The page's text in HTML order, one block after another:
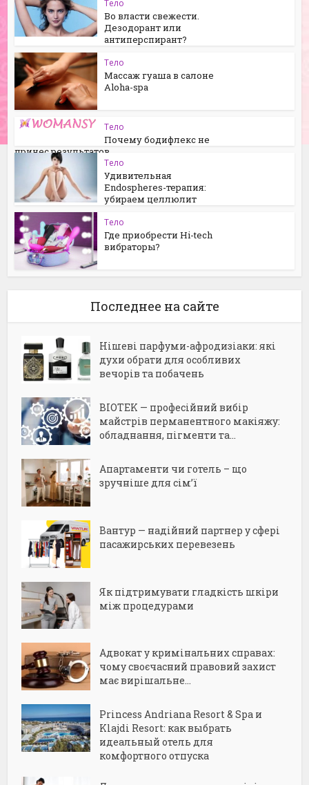
Тело
Во власти свежести.
Дезодорант или
антиперспирант?
Тело
Массаж гуаша в салоне
Aloha-spa
Тело
Почему бодифлекс не
принес результатов
Тело
Удивительная
Endospheres-терапия:
убираем целлюлит
Тело
Где приобрести Hi-tech
вибраторы?
Последнее на сайте
Нішеві парфуми-афродизіаки: які
духи обрати для особливих
вечорів та побачень
BIOTEK — професійний вибір
майстрів перманентного макіяжу:
обладнання, пігменти та...
Апартаменти чи готель – що
зручніше для сім’ї
Вантур — надійний партнер у сфері
пасажирських перевезень
Як підтримувати гладкість шкіри
між процедурами
Адвокат у кримінальних справах:
чому своєчасний правовий захист
має вирішальне...
Princess Andriana Resort & Spa и
Klajdi Resort: как выбрать
идеальный отель для
комфортного отпуска